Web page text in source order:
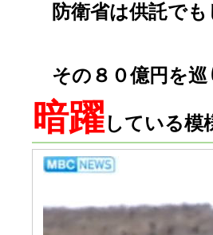
防衛省は供託でも
その８０億円を巡
暗躍している模